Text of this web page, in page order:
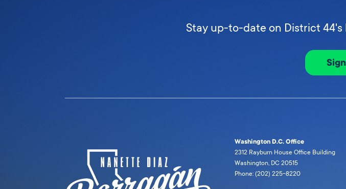
Stay up-to-date on District
Washington D.C. Office
2312 Rayburn House Office Building
Washington, DC 20515
Phone: (202) 225-8220